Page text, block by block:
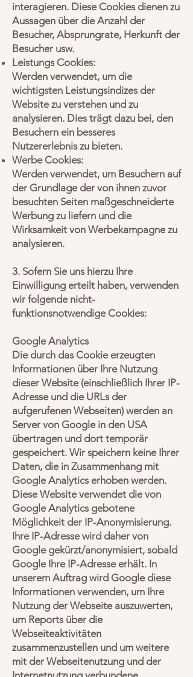
interagieren. Diese Cookies dienen zu
Aussagen über die Anzahl der
Besucher, Absprungrate, Herkunft der
Besucher usw.
Leistungs Cookies:
Werden verwendet, um die
wichtigsten Leistungsindizes der
Website zu verstehen und zu
analysieren. Dies trägt dazu bei, den
Besuchern ein besseres
Nutzererlebnis zu bieten.
Werbe Cookies:
Werden verwendet, um Besuchern auf
der Grundlage der von ihnen zuvor
besuchten Seiten maßgeschneiderte
Werbung zu liefern und die
Wirksamkeit von Werbekampagne zu
analysieren.
3. Sofern Sie uns hierzu Ihre
Einwilligung erteilt haben, verwenden
wir folgende nicht-
funktionsnotwendige Cookies:
Google Analytics
Die durch das Cookie erzeugten
Informationen über Ihre Nutzung
dieser Website (einschließlich Ihrer IP-
Adresse und die URLs der
aufgerufenen Webseiten) werden an
Server von Google in den USA
übertragen und dort temporär
gespeichert. Wir speichern keine Ihrer
Daten, die in Zusammenhang mit
Google Analytics erhoben werden.
Diese Website verwendet die von
Google Analytics gebotene
Möglichkeit der IP-Anonymisierung.
Ihre IP-Adresse wird daher von
Google gekürzt/anonymisiert, sobald
Google Ihre IP-Adresse erhält. In
unserem Auftrag wird Google diese
Informationen verwenden, um Ihre
Nutzung der Webseite auszuwerten,
um Reports über die
Webseiteaktivitäten
zusammenzustellen und um weitere
mit der Webseitenutzung und der